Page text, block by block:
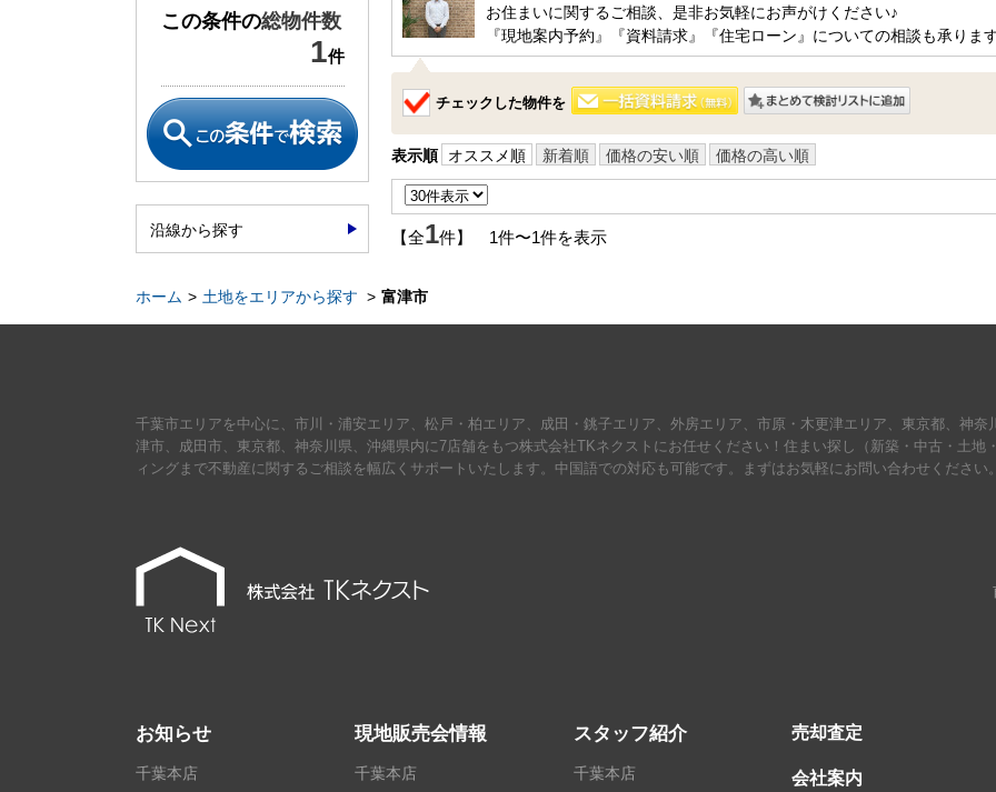
お住まいに関するご相談、是非お気軽にお声がけください♪
『現地案内予約』『資料請求』『住宅ローン』についての相談も承ります
チェックした物件を
表示順 オススメ順 新着順 価格の安い順 価格の高い順
【全1件】 1件〜1件を表示
この条件の総物件数
1件
沿線から探す
ホーム 土地をエリアから探す 富津市
千葉市エリアを中心に、市川・浦安エリア、松戸・柏エリア、成田・銚子エリア、外房エリア、市原・木更津エリア、東京都、神
津市、成田市、東京都、神奈川県、沖縄県内に7店舗をもつ株式会社TKネクストにお任せください！住まい探し（新築・中古・土
ィングまで不動産に関するご相談を幅広くサポートいたします。中国語での対応も可能です。まずはお気軽にお問い合わせください。
お知らせ
千葉本店
現地販売会情報
千葉本店
スタッフ紹介
千葉本店
売却査定
会社案内
松戸･柏方面エリアの土地
成田･銚子方面エリアの土地
四街道･佐倉･八千代方面エリアの土地
千葉市エリアの新築一戸建
千葉市エリアの中古一戸建
千葉市エリアのマンション
千葉市エリアの土地
外房エリア
外房エリアの新築一戸建
外房エリアのマンション
外房エリアの土地
内房エリア
内房エリアの新築一戸建
内房エリアのマンション
内房エリアの土地
神奈川全域エリア
神奈川全域エリアの中古一戸建
沖縄全域エリア
沖縄全域エリアの中古一戸建